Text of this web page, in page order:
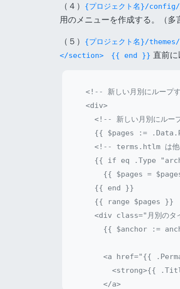
（４） {プロジェクト名}/
用のメニューを作成する。（多
（５） {プロジェクト名}/
</section> {{ end }} 直前に
<!-- 新しい月別にループ
  <div>
<!-- 新しい月別にルー
{{ $pages :=
<!-- terms.htlm は他
{{ if eq .Type
{{ $pages =
    {{ end }}
    {{ range $pages }}
<div class="月別のタ
{{ $anchor :=
<a href="{{
<strong>{{
      </a>